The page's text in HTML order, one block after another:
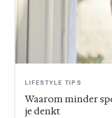
LIFESTYLE TIPS
Waarom minder
je denkt